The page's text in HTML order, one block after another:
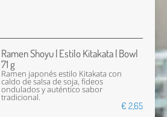
Ramen Shoyu | Estilo Kitakata | Bowl
71 g
Ramen japonés estilo Kitakata con
caldo de salsa de soja, fideos
ondulados y auténtico sabor
tradicional.
€ 2,65